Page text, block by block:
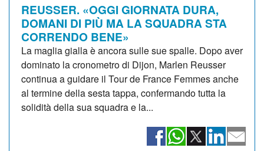
REUSSER. «OGGI GIORNATA DURA,
DOMANI DI PIÙ MA LA SQUADRA STA
CORRENDO BENE»
La maglia gialla è ancora sulle sue spalle. Dopo aver
dominato la cronometro di Dijon, Marlen Reusser
continua a guidare il Tour de France Femmes anche
al termine della sesta tappa, confermando tutta la
solidità della sua squadra e la...